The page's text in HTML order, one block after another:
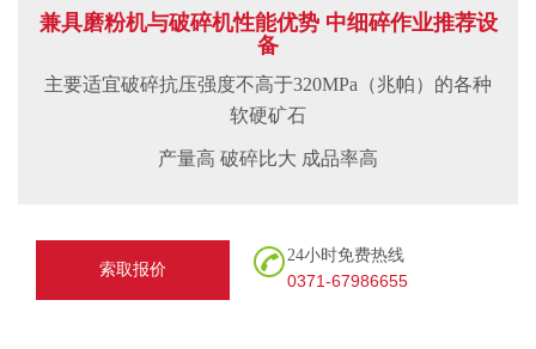
兼具磨粉机与破碎机性能优势 中细碎作业推荐设
备
主要适宜破碎抗压强度不高于320MPa（兆帕）的各种
软硬矿石
产量高 破碎比大 成品率高
索取报价
24小时免费热线
0371-67986655